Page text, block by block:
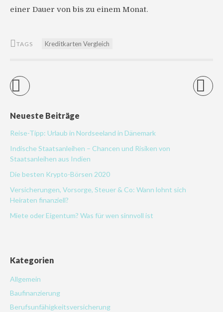
einer Dauer von bis zu einem Monat.
TAGS Kreditkarten Vergleich
Neueste Beiträge
Reise-Tipp: Urlaub in Nordseeland in Dänemark
Indische Staatsanleihen – Chancen und Risiken von
Staatsanleihen aus Indien
Die besten Krypto-Börsen 2020
Versicherungen, Vorsorge, Steuer & Co: Wann lohnt sich
Heiraten finanziell?
Miete oder Eigentum? Was für wen sinnvoll ist
Kategorien
Allgemein
Baufinanzierung
Berufsunfähigkeitsversicherung